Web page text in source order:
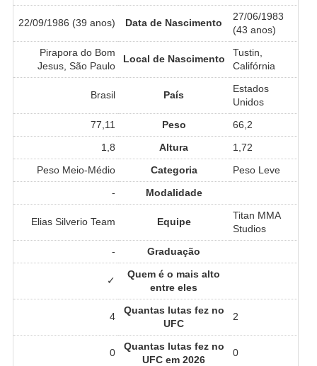
22/09/1986 (39 anos) Data de Nascimento
27/06/1983
(43 anos)
Pirapora do Bom
Jesus, São Paulo
Local de Nascimento
Tustin,
Califórnia
Brasil País
Estados
Unidos
77,11
Peso
66,2
1,8
Altura
1,72
Peso Meio-Médio
Categoria
Peso Leve
-
Modalidade
Elias Silverio Team Equipe
Titan MMA
Studios
-
Graduação
✓
Quem é o mais alto
entre eles
4
Quantas lutas fez no
UFC
2
0
Quantas lutas fez no
UFC em 2026
0